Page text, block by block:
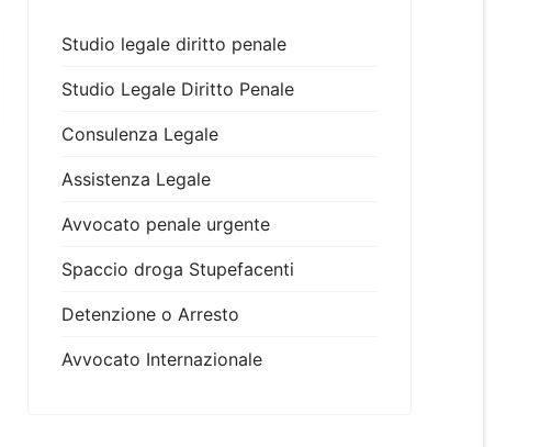
Studio legale diritto penale
Studio Legale Diritto Penale
Consulenza Legale
Assistenza Legale
Avvocato penale urgente
Spaccio droga Stupefacenti
Detenzione o Arresto
Avvocato Internazionale